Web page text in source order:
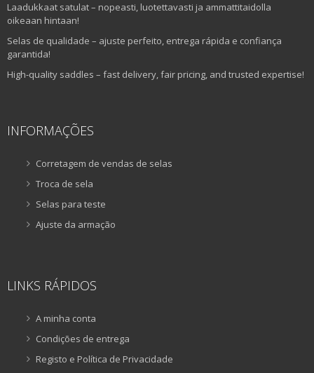
Laadukkaat satulat – nopeasti, luotettavasti ja ammattitaidolla
oikeaan hintaan!
Selas de qualidade – ajuste perfeito, entrega rápida e confiança
garantida!
High-quality saddles – fast delivery, fair pricing, and trusted expertise!
INFORMAÇÕES
Corretagem de vendas de selas
Troca de sela
Selas para teste
Ajuste da armação
LINKS RÁPIDOS
A minha conta
Condições de entrega
Registo e Política de Privacidade